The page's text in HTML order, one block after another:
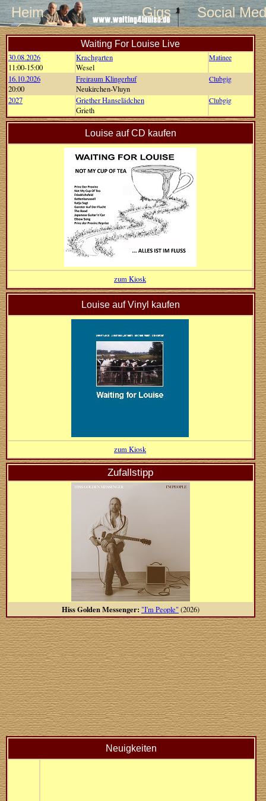
Heim Gigs Social
Waiting For Louise Live
30.08.2026
11:00-15:00
Krachgarten
Wesel
Matinee
16.10.2026
20:00
Freiraum Klingerhuf
Neukirchen-Vluyn
Clubgig
2027
Griether Hanselädchen
Grieth
Clubgig
Louise auf CD kaufen
zum Kiosk
Louise auf Vinyl kaufen
zum Kiosk
Zufallstipp
Hiss Golden Messenger: "I'm People" (2026)
Neuigkeiten